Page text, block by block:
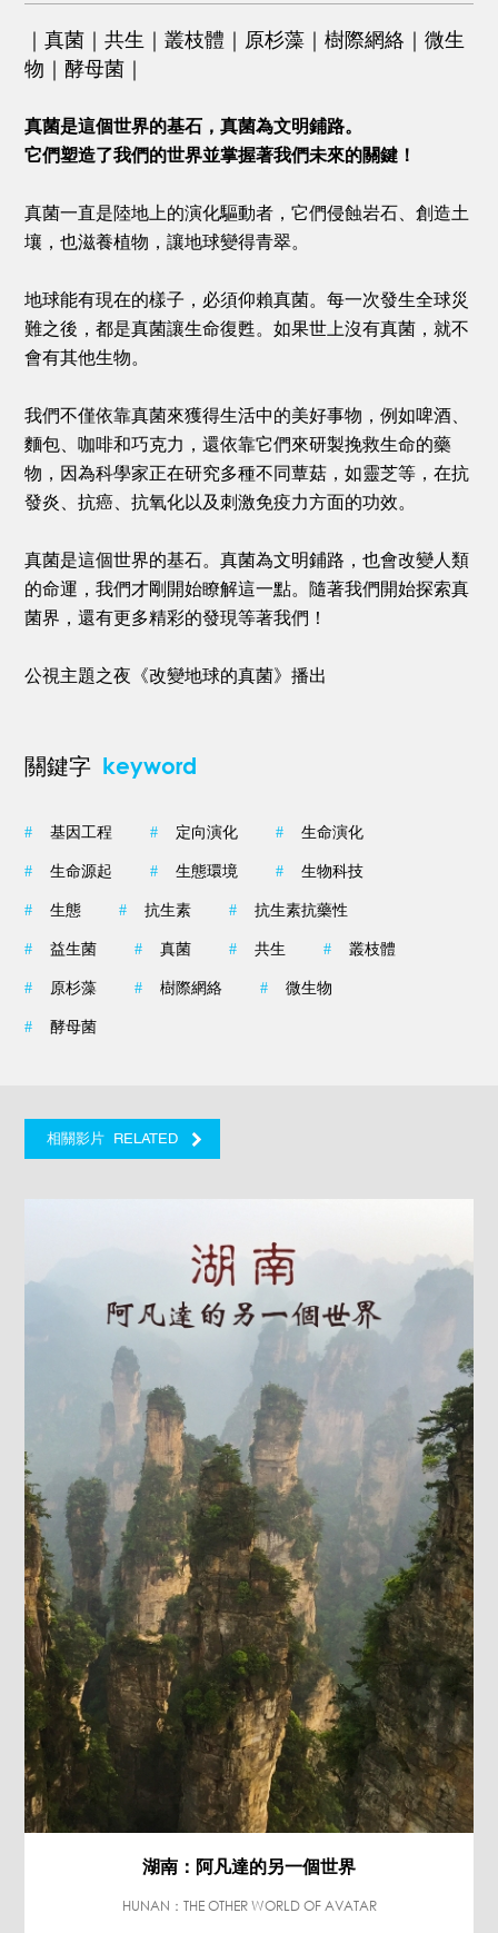
｜真菌｜共生｜叢枝體｜原杉藻｜樹際網絡｜微生
物｜酵母菌｜
真菌是這個世界的基石，真菌為文明鋪路。
它們塑造了我們的世界並掌握著我們未來的關鍵！
真菌一直是陸地上的演化驅動者，它們侵蝕岩石、創造土
壤，也滋養植物，讓地球變得青翠。
地球能有現在的樣子，必須仰賴真菌。每一次發生全球災
難之後，都是真菌讓生命復甦。如果世上沒有真菌，就不
會有其他生物。
我們不僅依靠真菌來獲得生活中的美好事物，例如啤酒、
麵包、咖啡和巧克力，還依靠它們來研製挽救生命的藥
物，因為科學家正在研究多種不同蕈菇，如靈芝等，在抗
發炎、抗癌、抗氧化以及刺激免疫力方面的功效。
真菌是這個世界的基石。真菌為文明鋪路，也會改變人類
的命運，我們才剛開始瞭解這一點。隨著我們開始探索真
菌界，還有更多精彩的發現等著我們！
公視主題之夜《改變地球的真菌》播出
關鍵字 keyword
# 基因工程 # 定向演化 # 生命演化
# 生命源起 # 生態環境 # 生物科技
# 生態 # 抗生素 # 抗生素抗藥性
# 益生菌 # 真菌 # 共生 # 叢枝體
# 原杉藻 # 樹際網絡 # 微生物
# 酵母菌
相關影片 RELATED
湖南：阿凡達的另一個世界
HUNAN：THE OTHER WORLD OF AVATAR